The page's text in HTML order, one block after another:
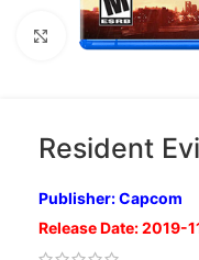
Nhấp để phóng to
Resident
Publisher: Capcom
Release Date: 2019-